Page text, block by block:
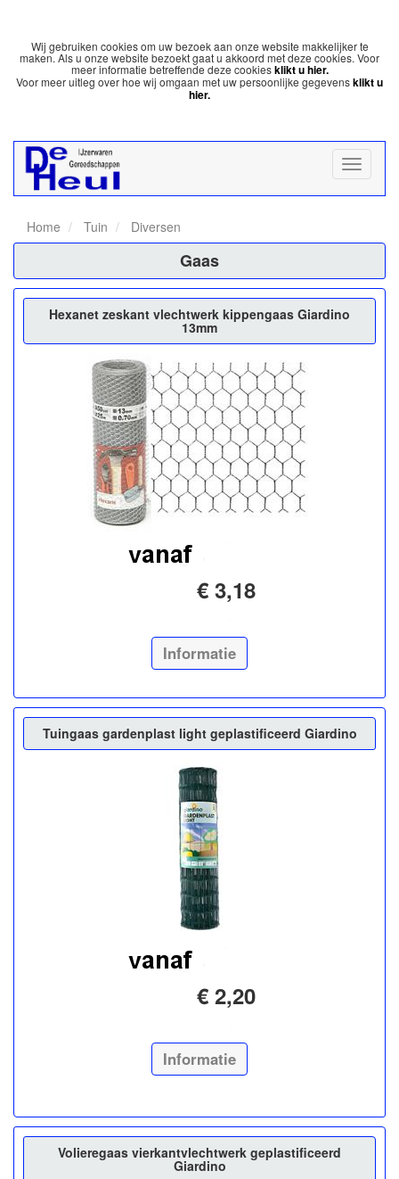
Wij gebruiken cookies om uw bezoek aan onze website makkelijker te
maken. Als u onze website bezoekt gaat u akkoord met deze cookies. Voor
meer informatie betreffende deze cookiesklikt u hier.
Voor meer uitleg over hoe wij omgaan met uw persoonlijke gegevensklikt u
hier.
Home Tuin Diversen
Gaas
Hexanet zeskant vlechtwerk kippengaas Giardino
13mm
€ 3,18
Informatie
Tuingaas gardenplast light geplastificeerd Giardino
€ 2,20
Informatie
Volieregaas vierkantvlechtwerk geplastificeerd
Giardino